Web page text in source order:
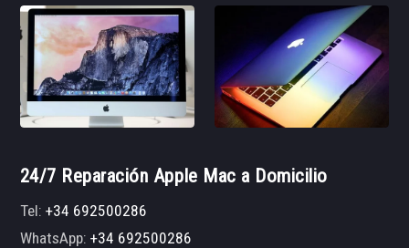
24/7 Reparación Apple Mac a Domicilio
Tel:+34 692500286
WhatsApp:+34 692500286